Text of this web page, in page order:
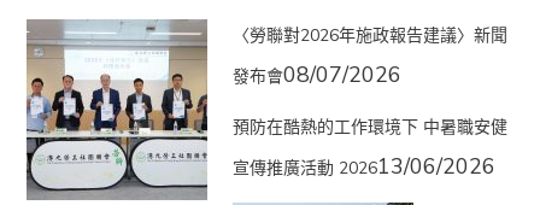
〈勞聯對2026年施政報告建議〉新聞
發布會08/07/2026
預防在酷熱的工作環境下 中暑職安健
宣傳推廣活動 202613/06/2026